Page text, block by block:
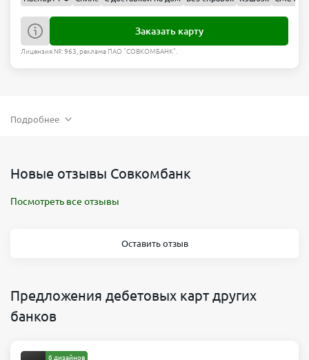
Заказать карту
Лицензия №: 963, реклама ПАО "СОВКОМБАНК".
Подробнее
Новые отзывы Совкомбанк
Посмотреть все отзывы
Оставить отзыв
Предложения дебетовых карт других
банков
6 дизайнов